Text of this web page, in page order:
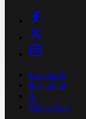
Facebook
Instagram
X
WhatsApp